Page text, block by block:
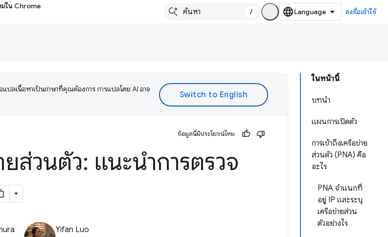
ม่ใน Chrome
/ ลงชื่อเข้าใช้
ในหน้านี้
บทนำ
แผนการเปิดตัว
การเข้าถึงเครือข่าย
ส่วนตัว (PNA) คือ
อะไร
PNA จำแนกที่
อยู่ IP และระบุ
เครือข่ายส่วน
ตัวอย่างไร
แปลเนื้อหาเป็นภาษาที่คุณต้องการ การแปลโดย AI อาจ
ข้อมูลนี้มีประโยชน์ไหม
ยส่วนตัว: แนะนำการตรวจ
Yifan Luo